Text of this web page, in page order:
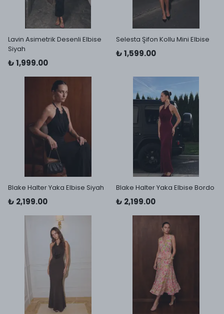
Lavin Asimetrik Desenli Elbise
Siyah
₺ 1,999.00
Selesta Şifon Kollu Mini Elbise
₺ 1,599.00
Blake Halter Yaka Elbise Siyah
₺ 2,199.00
Blake Halter Yaka Elbise Bordo
₺ 2,199.00